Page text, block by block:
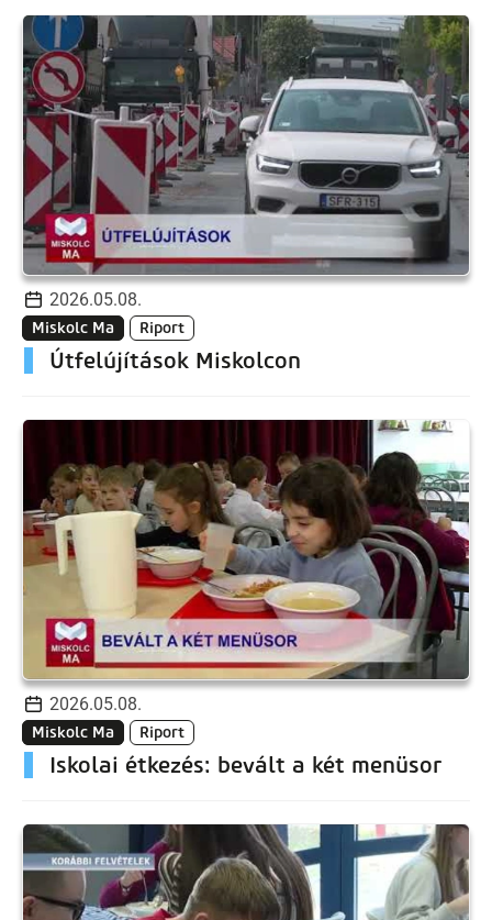
2026.05.08.
Miskolc Ma Riport
Útfelújítások Miskolcon
2026.05.08.
Miskolc Ma Riport
Iskolai étkezés: bevált a két menüsor